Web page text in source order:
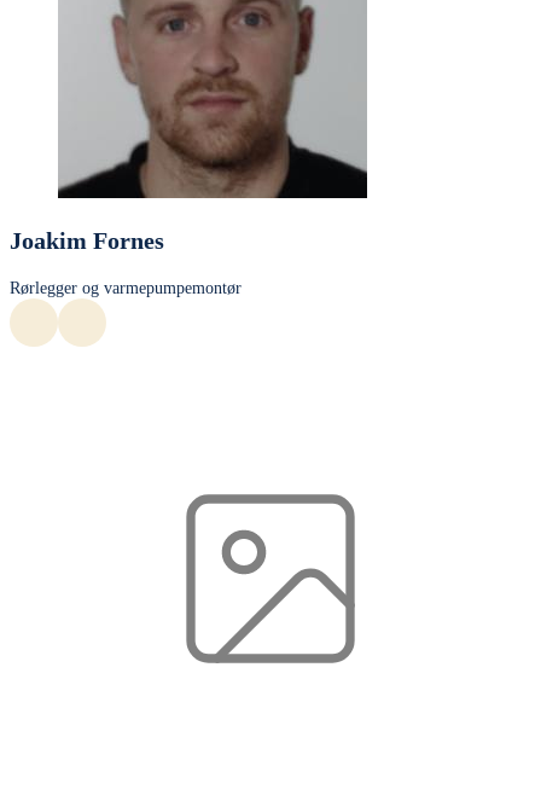
Joakim Fornes
Rørlegger og varmepumpemontør